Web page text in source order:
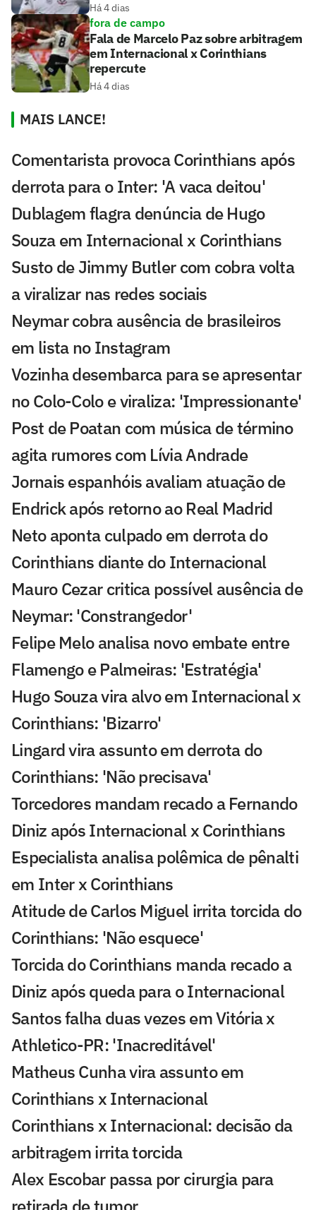
Há 4 dias
fora de campo
Fala de Marcelo Paz sobre arbitragem
em Internacional x Corinthians
repercute
Há 4 dias
MAIS LANCE!
Comentarista provoca Corinthians após
derrota para o Inter: 'A vaca deitou'
Dublagem flagra denúncia de Hugo
Souza em Internacional x Corinthians
Susto de Jimmy Butler com cobra volta
a viralizar nas redes sociais
Neymar cobra ausência de brasileiros
em lista no Instagram
Vozinha desembarca para se apresentar
no Colo-Colo e viraliza: 'Impressionante'
Post de Poatan com música de término
agita rumores com Lívia Andrade
Jornais espanhóis avaliam atuação de
Endrick após retorno ao Real Madrid
Neto aponta culpado em derrota do
Corinthians diante do Internacional
Mauro Cezar critica possível ausência de
Neymar: 'Constrangedor'
Felipe Melo analisa novo embate entre
Flamengo e Palmeiras: 'Estratégia'
Hugo Souza vira alvo em Internacional x
Corinthians: 'Bizarro'
Lingard vira assunto em derrota do
Corinthians: 'Não precisava'
Torcedores mandam recado a Fernando
Diniz após Internacional x Corinthians
Especialista analisa polêmica de pênalti
em Inter x Corinthians
Atitude de Carlos Miguel irrita torcida do
Corinthians: 'Não esquece'
Torcida do Corinthians manda recado a
Diniz após queda para o Internacional
Santos falha duas vezes em Vitória x
Athletico-PR: 'Inacreditável'
Matheus Cunha vira assunto em
Corinthians x Internacional
Corinthians x Internacional: decisão da
arbitragem irrita torcida
Alex Escobar passa por cirurgia para